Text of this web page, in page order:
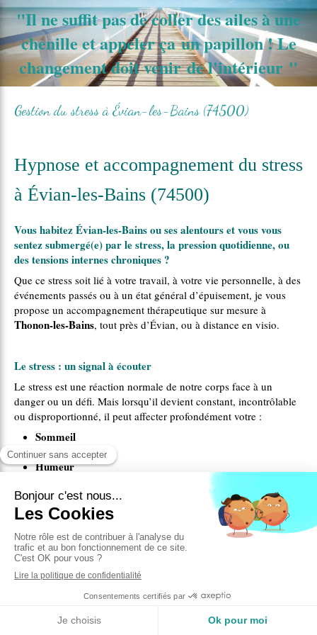
"Il ne suffit pas de coller des ailes à une
chenille et appeler ça un papillon ! Le
changement doit venir de l'intérieur "
Gestion du stress à Évian-les-Bains (74500)
Hypnose et accompagnement du stress
à Évian-les-Bains (74500)
Vous habitez Évian-les-Bains ou ses alentours et vous vous
sentez submergé(e) par le stress, la pression quotidienne, ou
des tensions internes chroniques ?
Que ce stress soit lié à votre travail, à votre vie personnelle, à des
événements passés ou à un état général d’épuisement, je vous
propose un accompagnement thérapeutique sur mesure à
Thonon-les-Bains, tout près d’Évian, ou à distance en visio.
Le stress : un signal à écouter
Le stress est une réaction normale de notre corps face à un
danger ou un défi. Mais lorsqu’il devient constant, incontrôlable
ou disproportionné, il peut affecter profondément votre :
Sommeil
Concentration
Humeur
Relations personnelles et professionnelles
Il peut aussi mener à l’ anxiété chronique, voire
auburn-out.
Comment je vous accompagne
En tant que praticien enhypnose thérapeutique,
qui combine différents outils efficaces pour :
Hypnothérapeutes